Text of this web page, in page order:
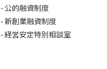
公的融資制度
新創業融資制度
経営安定特別相談室